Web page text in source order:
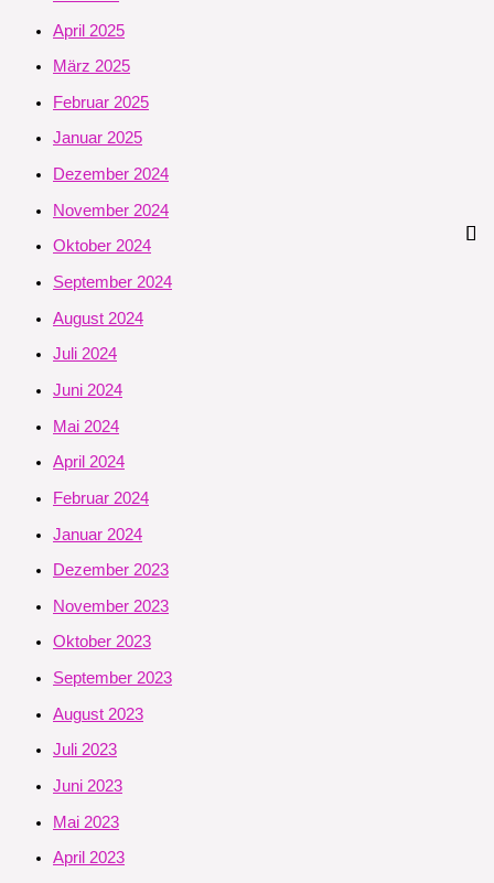
April 2025
März 2025
Februar 2025
Januar 2025
Dezember 2024
November 2024
Oktober 2024
September 2024
August 2024
Juli 2024
Juni 2024
Mai 2024
April 2024
Februar 2024
Januar 2024
Dezember 2023
November 2023
Oktober 2023
September 2023
August 2023
Juli 2023
Juni 2023
Mai 2023
April 2023